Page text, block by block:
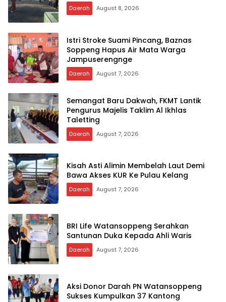
Daerah August 8, 2026
Istri Stroke Suami Pincang, Baznas
Soppeng Hapus Air Mata Warga
Jampuserengnge
Daerah August 7, 2026
Semangat Baru Dakwah, FKMT Lantik
Pengurus Majelis Taklim Al Ikhlas
Taletting
Daerah August 7, 2026
Kisah Asti Alimin Membelah Laut Demi
Bawa Akses KUR Ke Pulau Kelang
Daerah August 7, 2026
BRI Life Watansoppeng Serahkan
Santunan Duka Kepada Ahli Waris
Daerah August 7, 2026
Aksi Donor Darah PN Watansoppeng
Sukses Kumpulkan 37 Kantong